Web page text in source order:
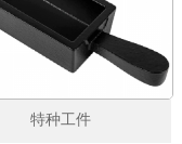
特种工件